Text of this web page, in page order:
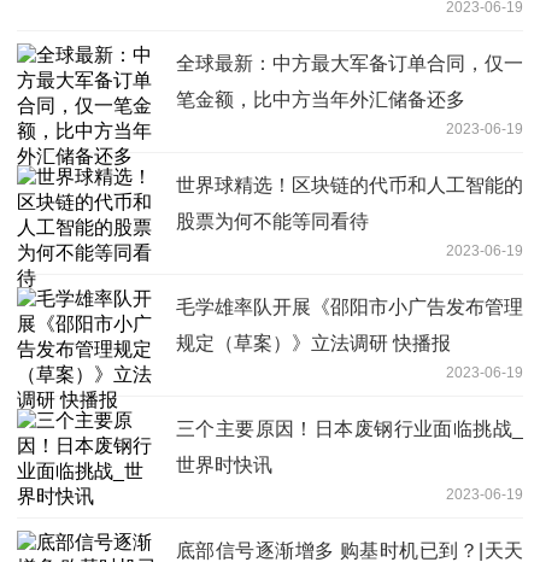
2023-06-19
全球最新：中方最大军备订单合同，仅一
笔金额，比中方当年外汇储备还多
2023-06-19
世界球精选！区块链的代币和人工智能的
股票为何不能等同看待
2023-06-19
毛学雄率队开展《邵阳市小广告发布管理
规定（草案）》立法调研 快播报
2023-06-19
三个主要原因！日本废钢行业面临挑战_
世界时快讯
2023-06-19
底部信号逐渐增多 购基时机已到？|天天